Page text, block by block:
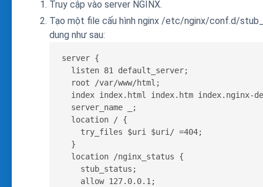
Truy cập vào server NGINX.
Tạo một file cấu hình nginx /etc/nginx/conf.d/
dung như sau:
server {